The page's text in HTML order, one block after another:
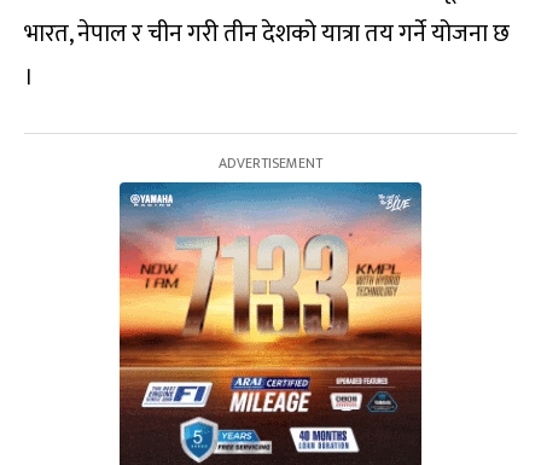
भारत, नेपाल र चीन गरी तीन देशको यात्रा तय गर्ने योजना छ
।